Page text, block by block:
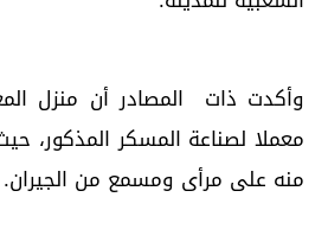
وأكدت ذات المصادر أن منزل
معملا لصناعة المسكر المذكور،
منه على مرأى ومسمع من الجيران.